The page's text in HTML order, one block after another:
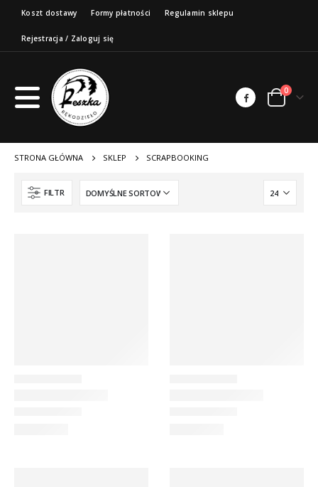
Koszt dostawy Formy płatności Regulamin sklepu
Rejestracja / Zaloguj się
0
STRONA GŁÓWNA SKLEP SCRAPBOOKING
FILTR